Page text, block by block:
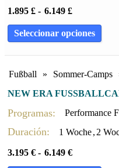
1.895 £ - 6.149 £
Seleccionar opciones
Fußball » Sommer-Camps
NEW ERA
Programas: Performance
Duración: 1 Woche , 2
3.195 € - 6.149 €